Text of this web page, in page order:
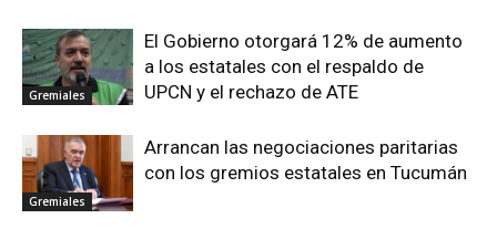
Gremiales
El Gobierno otorgará 12% de aumento
a los estatales con el respaldo de
UPCN y el rechazo de ATE
Gremiales
Arrancan las negociaciones paritarias
con los gremios estatales en Tucumán